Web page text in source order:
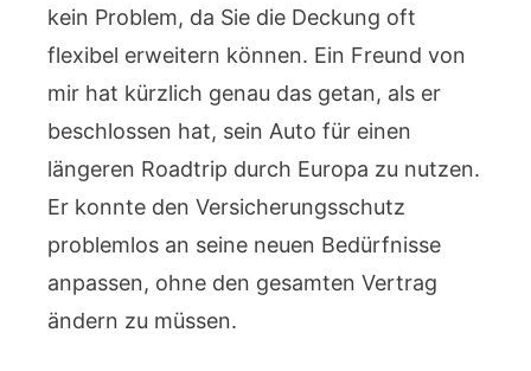
kein Problem, da Sie die Deckung oft
flexibel erweitern können. Ein Freund von
mir hat kürzlich genau das getan, als er
beschlossen hat, sein Auto für einen
längeren Roadtrip durch Europa zu nutzen.
Er konnte den Versicherungsschutz
problemlos an seine neuen Bedürfnisse
anpassen, ohne den gesamten Vertrag
ändern zu müssen.